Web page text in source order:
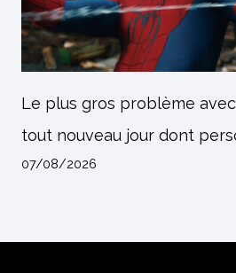
Le plus gros problème
tout nouveau jour dont
07/08/2026